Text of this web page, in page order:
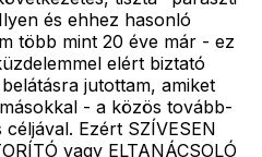
és ehhez hasonló
több mint 20 éve már - ez
elért biztató
jutottam, amiket
- a közös tovább-
Ezért SZÍVESEN
vagy ELTANÁCSOLÓ